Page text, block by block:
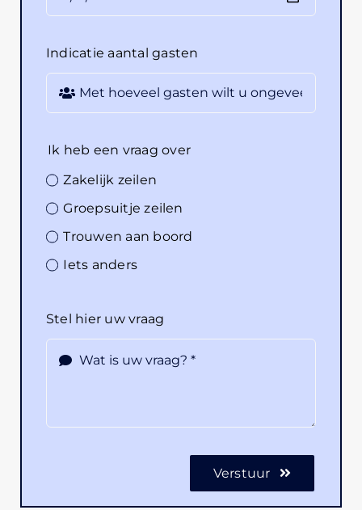
Indicatie aantal gasten
Ik heb een vraag over
Zakelijk zeilen
Groepsuitje zeilen
Trouwen aan boord
Iets anders
Stel hier uw vraag
Verstuur